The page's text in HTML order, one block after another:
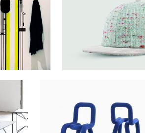
TÉLÉCHARGER
DE LA 42ÈME EDITION